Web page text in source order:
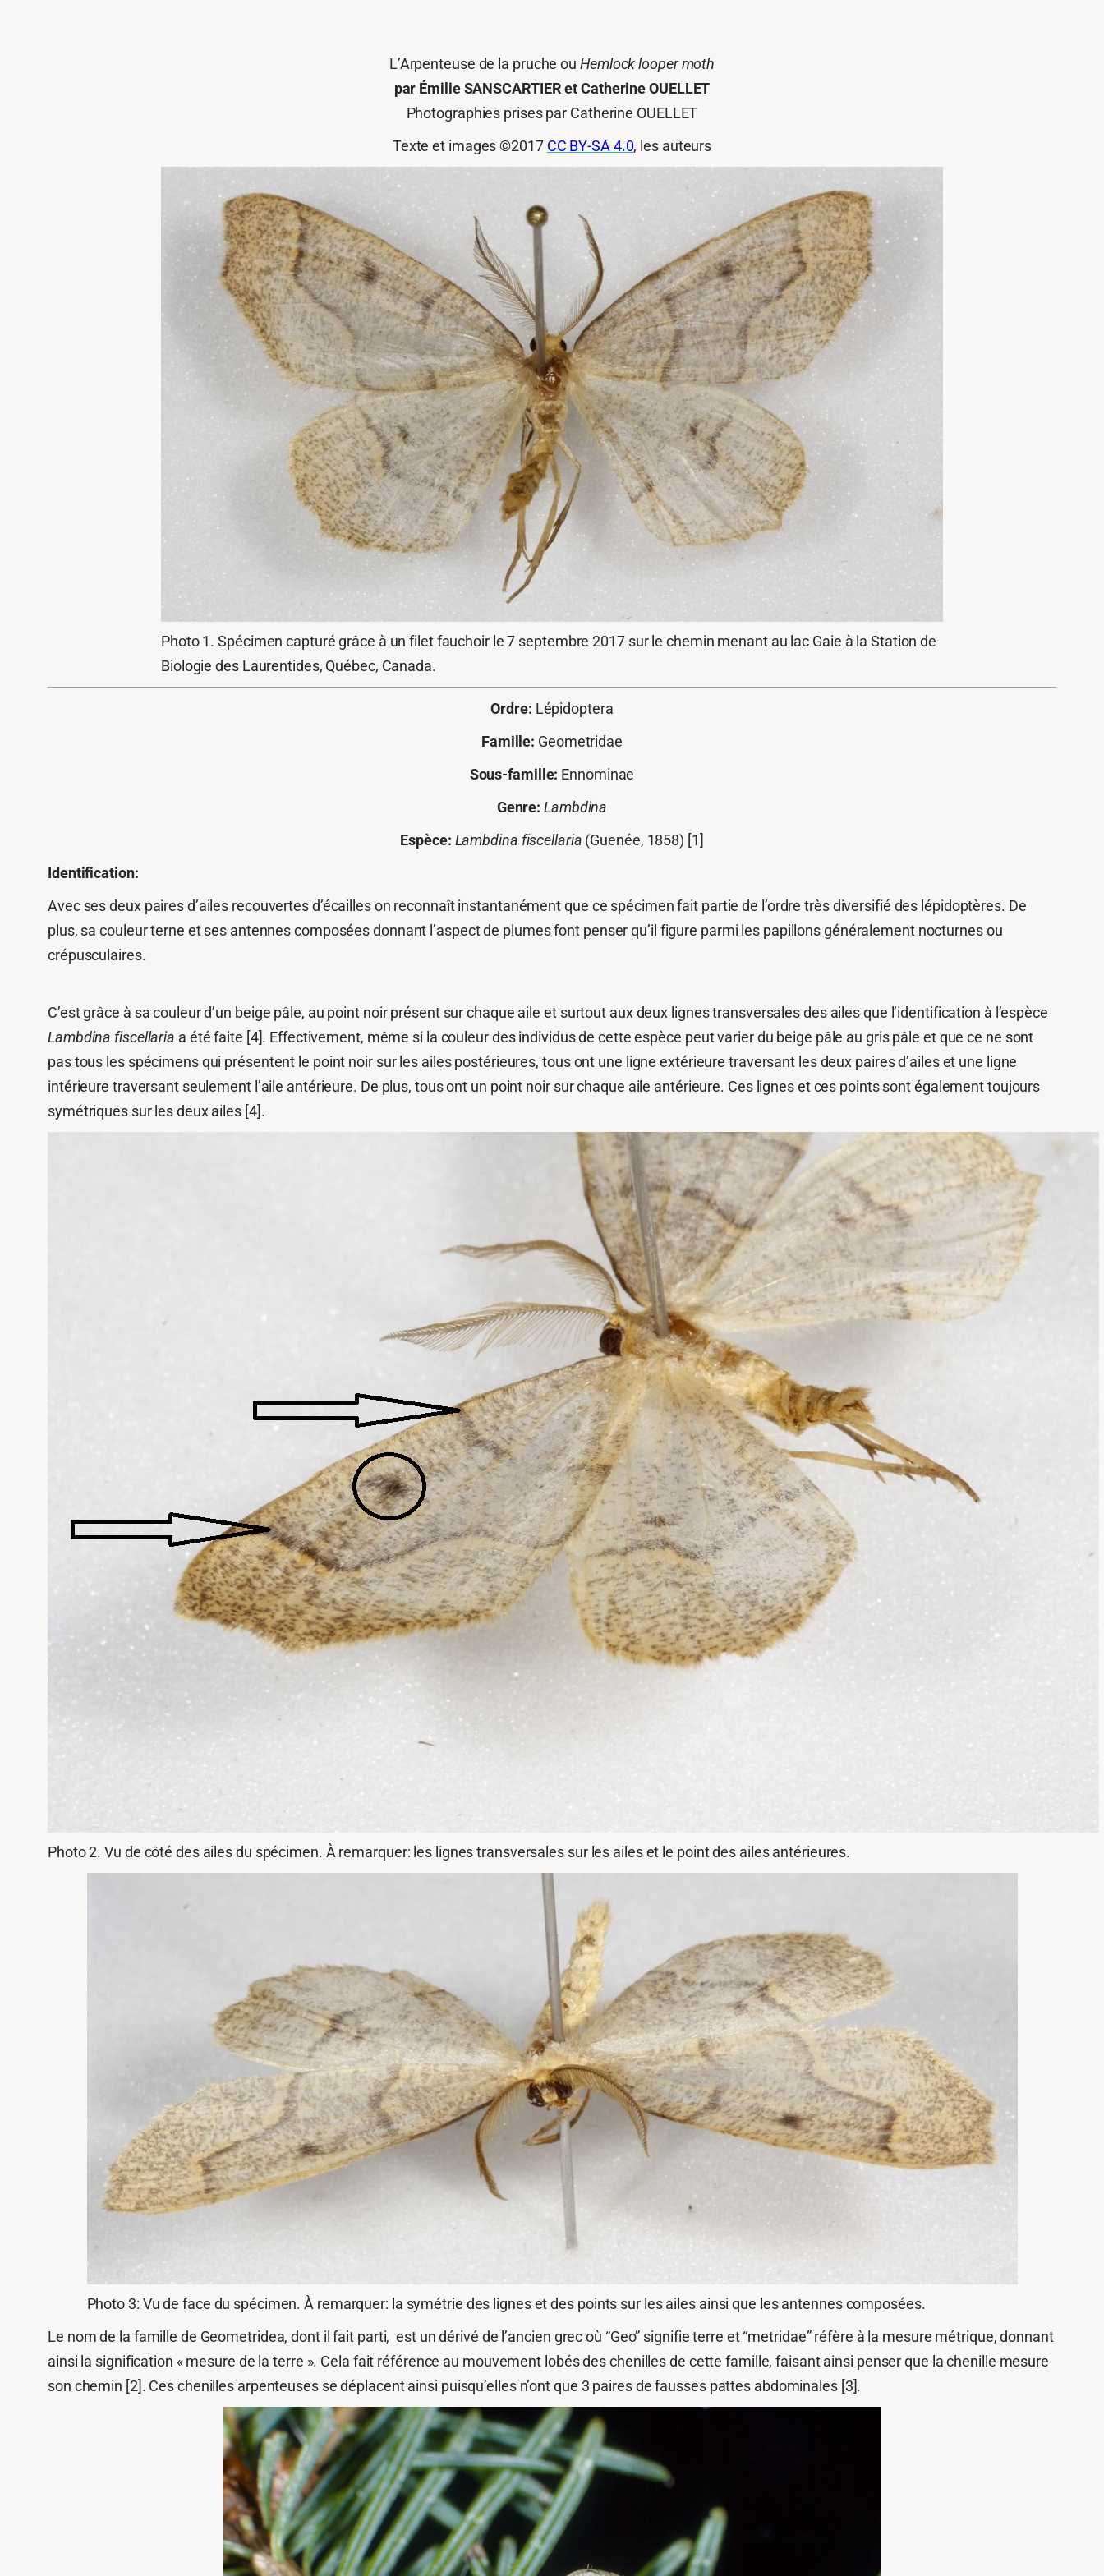
L’Arpenteuse de la pruche ou Hemlock looper moth
par Émilie SANSCARTIER et Catherine OUELLET
Photographies prises par Catherine OUELLET
Texte et images ©2017 CC BY-SA 4.0, les auteurs
Photo 1. Spécimen capturé grâce à un filet fauchoir le 7 septembre 2017 sur le chemin menant au lac Gaie à la Station de
Biologie des Laurentides, Québec, Canada.
Ordre: Lépidoptera
Famille: Geometridae
Sous-famille: Ennominae
Genre: Lambdina
Espèce: Lambdina fiscellaria (Guenée, 1858) [1]
Identification:
Avec ses deux paires d’ailes recouvertes d’écailles on reconnaît instantanément que ce spécimen fait partie de l’ordre très diversifié des lépidoptères. De
plus, sa couleur terne et ses antennes composées donnant l’aspect de plumes font penser qu’il figure parmi les papillons généralement nocturnes ou
crépusculaires.
C’est grâce à sa couleur d’un beige pâle, au point noir présent sur chaque aile et surtout aux deux lignes transversales des ailes que l’identification à l’espèce
Lambdina fiscellaria a été faite [4]. Effectivement, même si la couleur des individus de cette espèce peut varier du beige pâle au gris pâle et que ce ne sont
pas tous les spécimens qui présentent le point noir sur les ailes postérieures, tous ont une ligne extérieure traversant les deux paires d’ailes et une ligne
intérieure traversant seulement l’aile antérieure. De plus, tous ont un point noir sur chaque aile antérieure. Ces lignes et ces points sont également toujours
symétriques sur les deux ailes [4].
Photo 2. Vu de côté des ailes du spécimen. À remarquer: les lignes transversales sur les ailes et le point des ailes antérieures.
Photo 3: Vu de face du spécimen. À remarquer: la symétrie des lignes et des points sur les ailes ainsi que les antennes composées.
Le nom de la famille de Geometridea, dont il fait parti, est un dérivé de l’ancien grec où “Geo” signifie terre et “metridae” réfère à la mesure métrique, donnant
ainsi la signification « mesure de la terre ». Cela fait référence au mouvement lobés des chenilles de cette famille, faisant ainsi penser que la chenille mesure
son chemin [2]. Ces chenilles arpenteuses se déplacent ainsi puisqu’elles n’ont que 3 paires de fausses pattes abdominales [3].